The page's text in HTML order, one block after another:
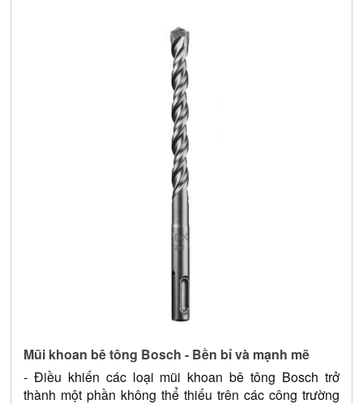
Mũi khoan bê tông Bosch - Bền bỉ và mạnh mẽ
- Điều khiến các loại mũi khoan bê tông Bosch trở
thành một phần không thể thiếu trên các công trường